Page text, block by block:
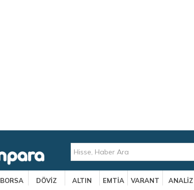
BORSA DÖVİZ ALTIN EMTİA VARANT ANALİZ